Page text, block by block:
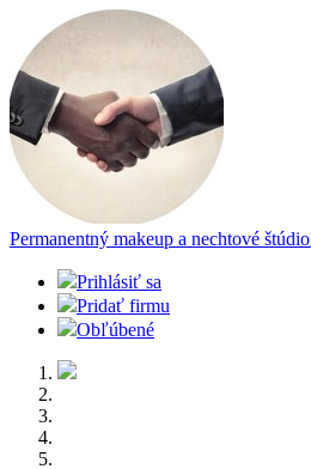
Permanentný makeup a nechtové štúdio
Prihlásiť sa
Pridať firmu
Obľúbené